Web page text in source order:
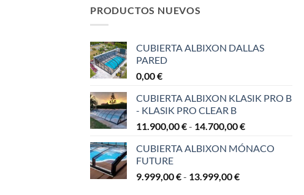
5.709,00 €
PRODUCTOS NUEVOS
CUBIERTA ALBIXON DALLAS
PARED
0,00€
CUBIERTA ALBIXON KLASIK PRO B
- KLASIK PRO CLEAR B
11.900,00€- 14.700,00€Rango
precios:
CUBIERTA ALBIXON MÓNACO
FUTURE
9.999,00€- 13.999,00€Rango